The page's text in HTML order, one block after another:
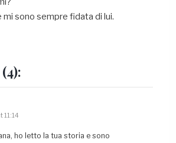
mi sono sempre fidata di lui.
(4):
11:14
ho letto la tua storia e sono